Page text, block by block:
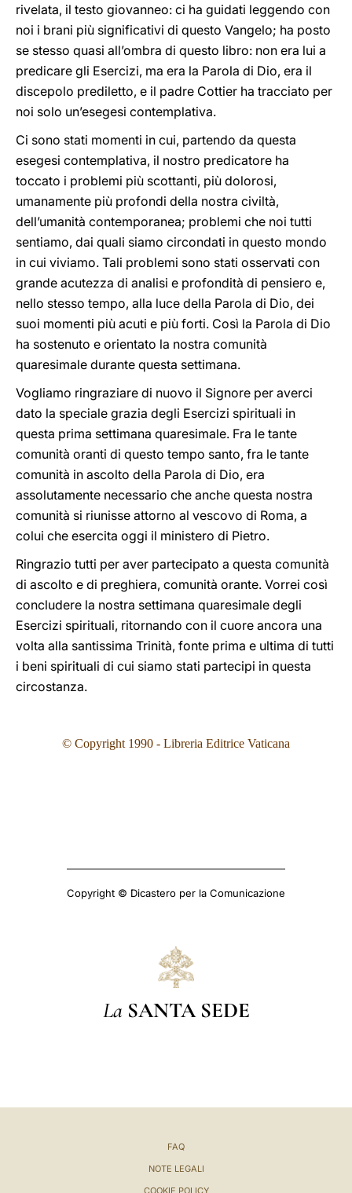
rivelata, il testo giovanneo: ci ha guidati leggendo con
noi i brani più significativi di questo Vangelo; ha posto
se stesso quasi all’ombra di questo libro: non era lui a
predicare gli Esercizi, ma era la Parola di Dio, era il
discepolo prediletto, e il padre Cottier ha tracciato per
noi solo un’esegesi contemplativa.
Ci sono stati momenti in cui, partendo da questa
esegesi contemplativa, il nostro predicatore ha
toccato i problemi più scottanti, più dolorosi,
umanamente più profondi della nostra civiltà,
dell’umanità contemporanea; problemi che noi tutti
sentiamo, dai quali siamo circondati in questo mondo
in cui viviamo. Tali problemi sono stati osservati con
grande acutezza di analisi e profondità di pensiero e,
nello stesso tempo, alla luce della Parola di Dio, dei
suoi momenti più acuti e più forti. Così la Parola di Dio
ha sostenuto e orientato la nostra comunità
quaresimale durante questa settimana.
Vogliamo ringraziare di nuovo il Signore per averci
dato la speciale grazia degli Esercizi spirituali in
questa prima settimana quaresimale. Fra le tante
comunità oranti di questo tempo santo, fra le tante
comunità in ascolto della Parola di Dio, era
assolutamente necessario che anche questa nostra
comunità si riunisse attorno al vescovo di Roma, a
colui che esercita oggi il ministero di Pietro.
Ringrazio tutti per aver partecipato a questa comunità
di ascolto e di preghiera, comunità orante. Vorrei così
concludere la nostra settimana quaresimale degli
Esercizi spirituali, ritornando con il cuore ancora una
volta alla santissima Trinità, fonte prima e ultima di tutti
i beni spirituali di cui siamo stati partecipi in questa
circostanza.
© Copyright 1990 - Libreria Editrice Vaticana
Copyright © Dicastero per la Comunicazione
La SANTA SEDE
FAQ
NOTE LEGALI
COOKIE POLICY